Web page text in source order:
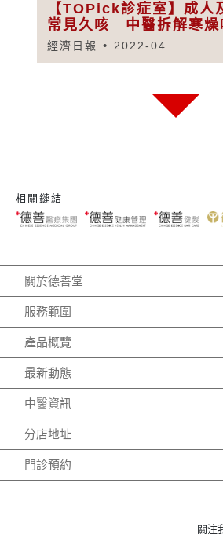
【TOPick診症室】成人
常見久咳 中醫拆解寒燥
經濟日報 2022-04
相關鏈結
關於德善堂
服務範圍
產品概覽
最新動態
中醫資訊
分店地址
門診預約
關注